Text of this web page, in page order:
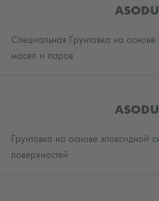
Специальная Грунтовка на
масел и паров
Грунтовка на основе эпоксидной
поверхностей